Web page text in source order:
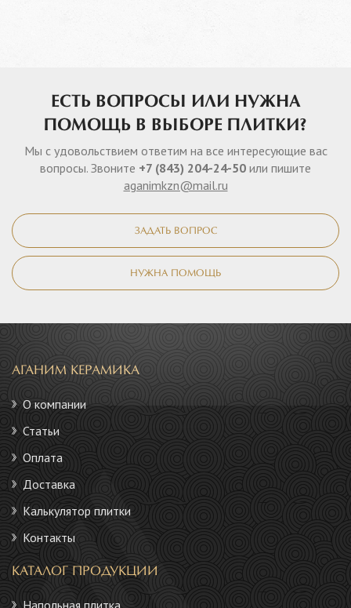
ЕСТЬ ВОПРОСЫ ИЛИ НУЖНА
ПОМОЩЬ В ВЫБОРЕ ПЛИТКИ?
Мы с удовольствием ответим на все интересующие вас
вопросы. Звоните +7 (843) 204-24-50 или пишите
aganimkzn@mail.ru
ЗАДАТЬ ВОПРОС
НУЖНА ПОМОЩЬ
АГАНИМ КЕРАМИКА
О компании
Статьи
Оплата
Доставка
Калькулятор плитки
Контакты
КАТАЛОГ ПРОДУКЦИИ
Напольная плитка